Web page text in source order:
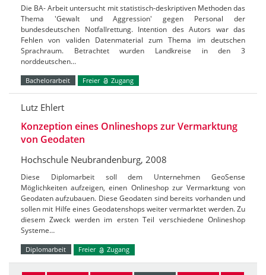
Die BA- Arbeit untersucht mit statistisch-deskriptiven Methoden das
Thema 'Gewalt und Aggression' gegen Personal der
bundesdeutschen Notfallrettung. Intention des Autors war das
Fehlen von validen Datenmaterial zum Thema im deutschen
Sprachraum. Betrachtet wurden Landkreise in den 3
norddeutschen…
Bachelorarbeit Freier Zugang
Lutz Ehlert
Konzeption eines Onlineshops zur Vermarktung
von Geodaten
Hochschule Neubrandenburg, 2008
Diese Diplomarbeit soll dem Unternehmen GeoSense
Möglichkeiten aufzeigen, einen Onlineshop zur Vermarktung von
Geodaten aufzubauen. Diese Geodaten sind bereits vorhanden und
sollen mit Hilfe eines Geodatenshops weiter vermarktet werden. Zu
diesem Zweck werden im ersten Teil verschiedene Onlineshop
Systeme…
Diplomarbeit Freier Zugang